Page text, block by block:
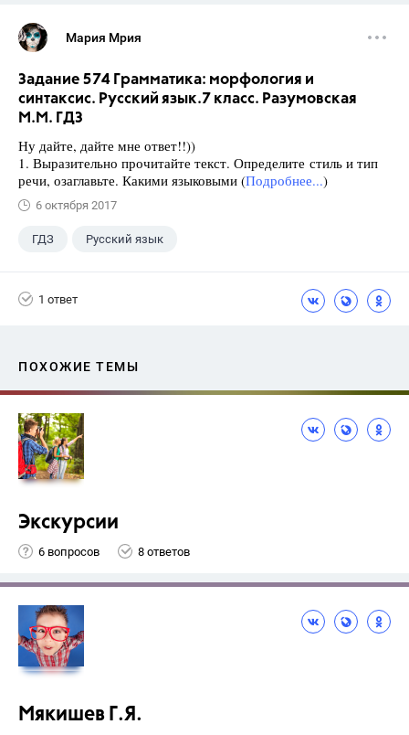
Мария Мрия
Задание 574 Грамматика: морфология и
синтаксис. Русский язык.7 класс. Разумовская
М.М. ГДЗ
Ну дайте, дайте мне ответ!!))
1. Выразительно прочитайте текст. Определите стиль и тип
речи, озаглавьте. Какими языковыми (Подробнее...)
6 октября 2017
ГДЗ Русский язык
1 ответ
ПОХОЖИЕ ТЕМЫ
Экскурсии
6 вопросов 8 ответов
Мякишев Г.Я.